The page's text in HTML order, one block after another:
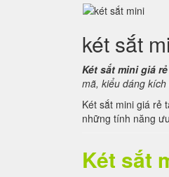
két sắt
Két sắt mini giá
mã, kiểu dáng
Két sắt mini giá rẻ
những tính năng
Két sắt